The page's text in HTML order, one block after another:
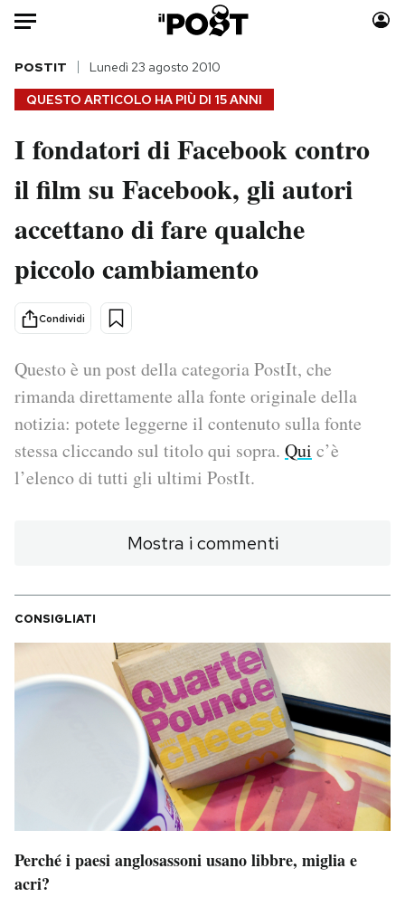
Auto
HOME
Italia
Politica
Tecnologia
Scienza
Cultura
Economia
Sport
Moda
Consumismi
Storie/Idee
Media
Mondiali calcio 2026
PODCAST
SHOP
CALENDARIO
AREA PERSONALE
Area Personale
Notifiche mobile
Hai bisogno di aiuto?
QUESTO ARTICOLO HA PIÙ DI 15 ANNI
POSTIT Lunedì 23 agosto 2010
I fondatori di Facebook contro
il film su Facebook, gli autori
accettano di fare qualche
piccolo cambiamento
Condividi
Questo è un post della categoria PostIt, che
rimanda direttamente alla fonte originale della
notizia: potete leggerne il contenuto sulla fonte
stessa cliccando sul titolo qui sopra. Qui c’è
l’elenco di tutti gli ultimi PostIt.
Mostra i commenti
CONSIGLIATI
Perché i paesi anglosassoni usano libbre, miglia e
acri?